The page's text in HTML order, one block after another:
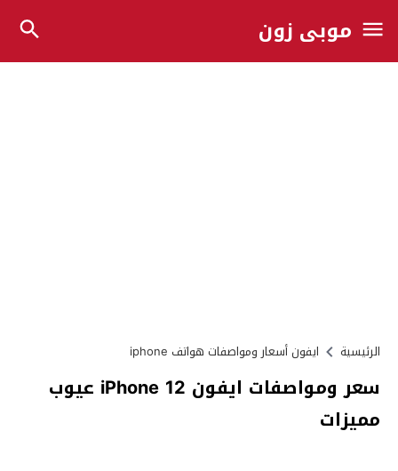
موبي زون
الرئيسية ايفون أسعار ومواصفات هواتف iphone
سعر ومواصفات ايفون iPhone 12 عيوب
مميزات